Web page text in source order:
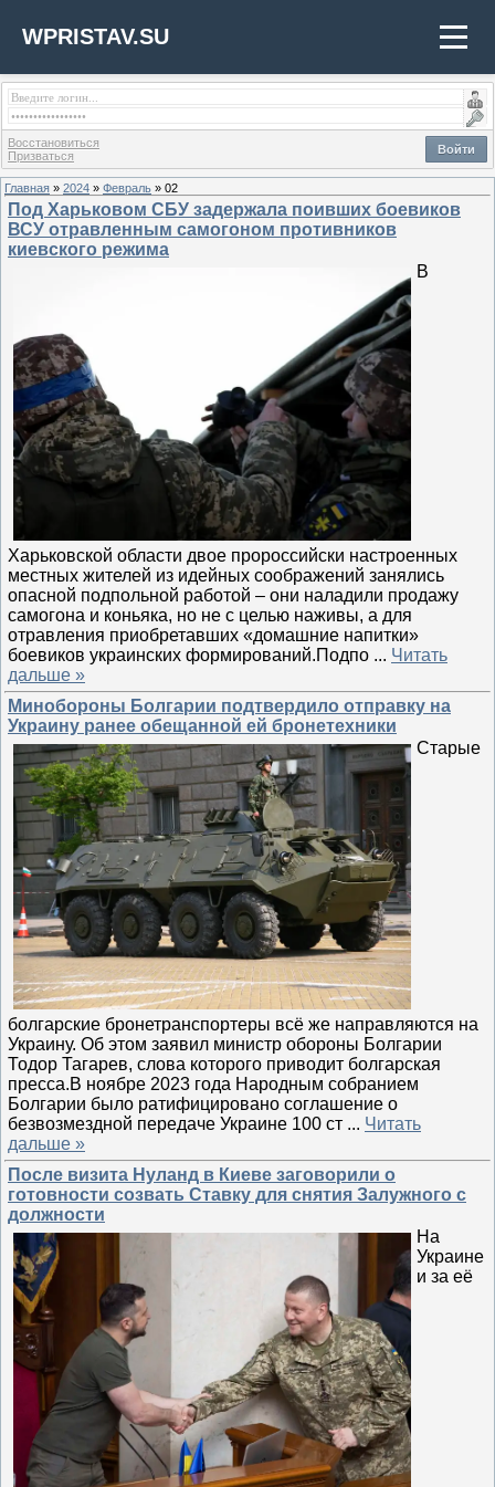
WPRISTAV.SU
Войти
Восстановиться
Призваться
Главная » 2024 » Февраль » 02
Под Харьковом СБУ задержала поивших боевиков
ВСУ отравленным самогоном противников
киевского режима
В
Харьковской области двое пророссийски настроенных
местных жителей из идейных соображений занялись
опасной подпольной работой – они наладили продажу
самогона и коньяка, но не с целью наживы, а для
отравления приобретавших «домашние напитки»
боевиков украинских формирований.Подпо ... Читать
дальше »
Минобороны Болгарии подтвердило отправку на
Украину ранее обещанной ей бронетехники
Старые
болгарские бронетранспортеры всё же направляются на
Украину. Об этом заявил министр обороны Болгарии
Тодор Тагарев, слова которого приводит болгарская
пресса.В ноябре 2023 года Народным собранием
Болгарии было ратифицировано соглашение о
безвозмездной передаче Украине 100 ст ... Читать
дальше »
После визита Нуланд в Киеве заговорили о
готовности созвать Ставку для снятия Залужного с
должности
На
Украине
и за её